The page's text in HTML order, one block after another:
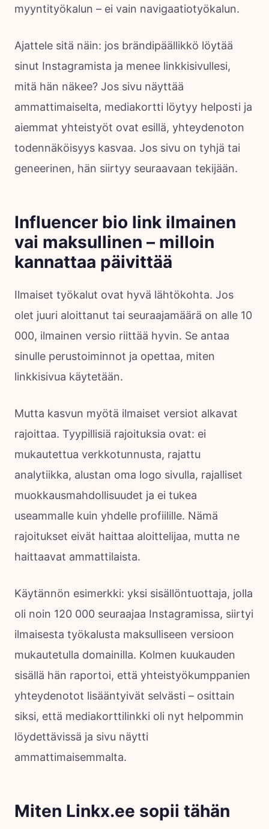
myyntityökalun – ei vain navigaatiotyökalun.
Ajattele sitä näin: jos brändipäällikkö löytää
sinut Instagramista ja menee linkkisivullesi,
mitä hän näkee? Jos sivu näyttää
ammattimaiselta, mediakortti löytyy helposti ja
aiemmat yhteistyöt ovat esillä, yhteydenoton
todennäköisyys kasvaa. Jos sivu on tyhjä tai
geneerinen, hän siirtyy seuraavaan tekijään.
Influencer bio link ilmainen
vai maksullinen – milloin
kannattaa päivittää
Ilmaiset työkalut ovat hyvä lähtökohta. Jos
olet juuri aloittanut tai seuraajamäärä on alle 10
000, ilmainen versio riittää hyvin. Se antaa
sinulle perustoiminnot ja opettaa, miten
linkkisivua käytetään.
Mutta kasvun myötä ilmaiset versiot alkavat
rajoittaa. Tyypillisiä rajoituksia ovat: ei
mukautettua verkkotunnusta, rajattu
analytiikka, alustan oma logo sivulla, rajalliset
muokkausmahdollisuudet ja ei tukea
useammalle kuin yhdelle profiilille. Nämä
rajoitukset eivät haittaa aloittelijaa, mutta ne
haittaavat ammattilaista.
Käytännön esimerkki: yksi sisällöntuottaja, jolla
oli noin 120 000 seuraajaa Instagramissa, siirtyi
ilmaisesta työkalusta maksulliseen versioon
mukautetulla domainilla. Kolmen kuukauden
sisällä hän raportoi, että yhteistyökumppanien
yhteydenotot lisääntyivät selvästi – osittain
siksi, että mediakorttilinkki oli nyt helpommin
löydettävissä ja sivu näytti
ammattimaisemmalta.
Miten Linkx.ee sopii tähän